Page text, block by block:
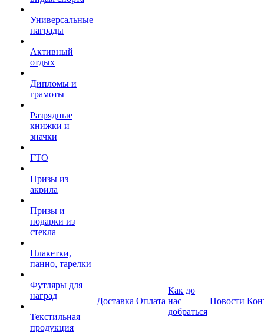
Универсальные
награды
Активный
отдых
Дипломы и
грамоты
Разрядные
книжки и
значки
ГТО
Призы из
акрила
Призы и
подарки из
стекла
Плакетки,
панно, тарелки
Футляры для
наград
Текстильная
продукция
Доставка Оплата
Как до
нас
добраться
Новости